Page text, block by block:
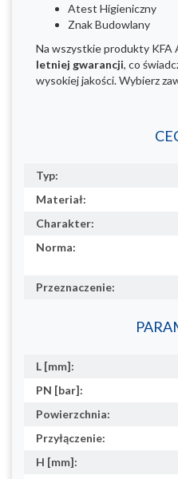
Atest Higieniczny
Znak Budowlany
Na wszystkie produkty KFA
letniej gwarancji, co
wysokiej jakości. Wybierz
Typ:
Materiał:
Charakter:
Norma:
Przeznaczenie:
L [mm]:
PN [bar]:
Powierzchnia:
Przyłączenie:
H [mm]: